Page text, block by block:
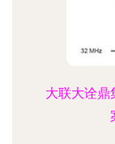
大联大诠鼎